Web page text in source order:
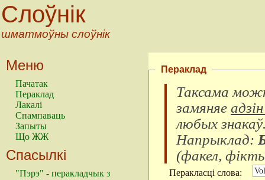
Слоўнік
шматмоўны слоўнік
Меню
Пачатак
Пераклад
Лакалі
Спампаваць
Запыты
Що ЖЖ
Спасылкі
"Пэрэ" - перакладчык з
Пераклад
Таксама
замяняе
любых знакаў
Напрыклад:
(факел,
Перакласці слова: